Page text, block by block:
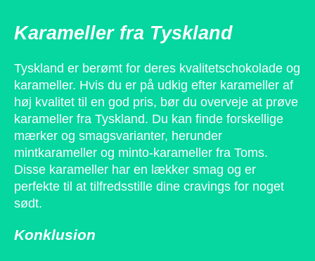
Karameller fra Tyskland
Tyskland er berømt for deres kvalitetschokolade og
karameller. Hvis du er på udkig efter karameller af
høj kvalitet til en god pris, bør du overveje at prøve
karameller fra Tyskland. Du kan finde forskellige
mærker og smagsvarianter, herunder
mintkarameller og minto-karameller fra Toms.
Disse karameller har en lækker smag og er
perfekte til at tilfredsstille dine cravings for noget
sødt.
Konklusion